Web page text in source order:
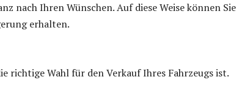
nach Ihren Wünschen. Auf diese Weise können Sie
erhalten.
richtige Wahl für den Verkauf Ihres Fahrzeugs ist.